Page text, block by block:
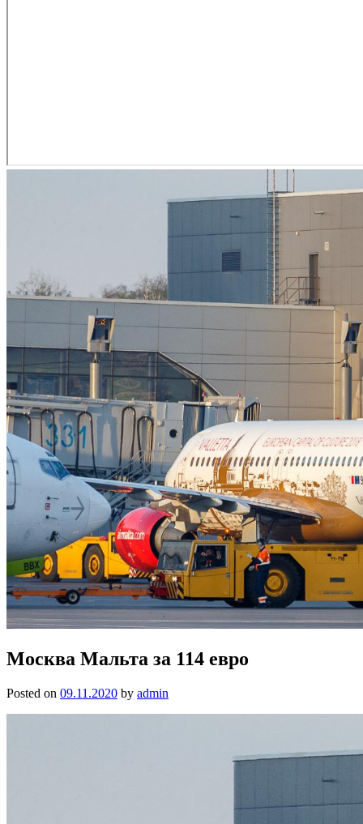
Москва Мальта за 114 евро
Posted on 09.11.2020 by admin